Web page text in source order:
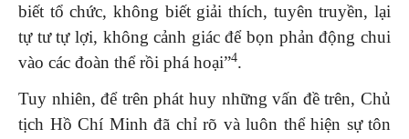
biết tổ chức, không biết giải thích, tuyên truyền, lại
tự tư tự lợi, không cảnh giác để bọn phản động chui
vào các đoàn thể rồi phá hoại”4.
Tuy nhiên, để trên phát huy những vấn đề trên, Chủ
tịch Hồ Chí Minh đã chỉ rõ và luôn thể hiện sự tôn